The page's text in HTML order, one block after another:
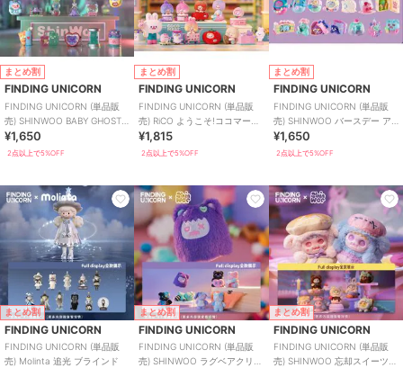
まとめ割
FINDING UNICORN
FINDING UNICORN (単品販
売) SHINWOO BABY GHOST
BEAR
¥1,650
2点以上で5%OFF
まとめ割
FINDING UNICORN
FINDING UNICORN (単品販
売) RiCO ようこそ!ココマート
ブラインド
¥1,815
2点以上で5%OFF
まとめ割
FINDING UNICORN
FINDING UNICORN (単品販
売) SHINWOO バースデー ア
ローン ブラインド
¥1,650
2点以上で5%OFF
まとめ割
FINDING UNICORN
FINDING UNICORN (単品販
売) Molinta 追光 ブラインド
まとめ割
FINDING UNICORN
FINDING UNICORN (単品販
売) SHINWOO ラグベアクリニ
まとめ割
FINDING UNICORN
FINDING UNICORN (単品販
売) SHINWOO 忘却スイーツハ